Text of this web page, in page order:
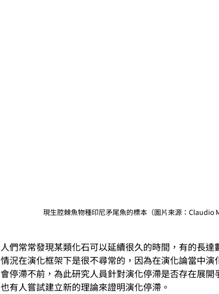
現生腔棘魚物種印尼矛尾魚的標本（圖片來源：Claudio
人們常常發現某類化石可以延續很久的時間，有的長
情況在演化框架下是很不尋常的，因為在演化論當中
會停滯不前，為此研究人員針對演化停滯是否存在展開
也有人嘗試建立新的理論來證明演化停滯。